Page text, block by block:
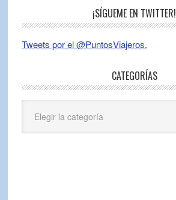
¡SÍGUEME EN TWITTER!
Tweets por el @PuntosViajeros.
CATEGORÍAS